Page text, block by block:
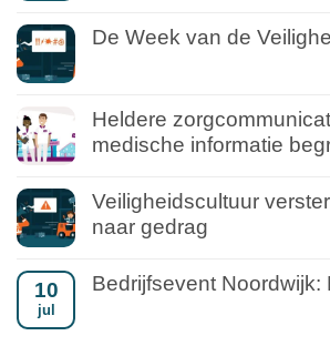
De Week van de
Heldere
medische informatie
Veiligheidscultuur
naar gedrag
10
jul
Bedrijfsevent Noordwijk: